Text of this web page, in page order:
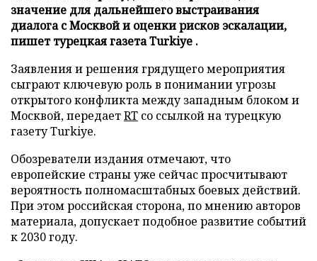
значение для дальнейшего выстраивания
диалога с Москвой и оценки рисков эскалации,
пишет турецкая газета Turkiye .
Заявления и решения грядущего мероприятия
сыграют ключевую роль в понимании угрозы
открытого конфликта между западным блоком и
Москвой, передаетRT со ссылкой на турецкую
газету Turkiye.
Обозреватели издания отмечают, что
европейские страны уже сейчас просчитывают
вероятность полномасштабных боевых действий.
При этом российская сторона, по мнению авторов
материала, допускает подобное развитие событий
к 2030 году.